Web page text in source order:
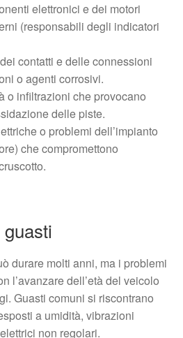
elettronici e dei motori
(responsabili degli indicatori
contatti e delle connessioni
o agenti corrosivi.
o infiltrazioni che provocano
delle piste.
o problemi dell’impianto
che compromettono
durare molti anni, ma i problemi
l’avanzare dell’età del veicolo
Guasti comuni si riscontrano
a umidità, vibrazioni
non regolari.